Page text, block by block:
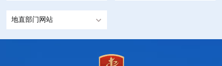
地直部门网站